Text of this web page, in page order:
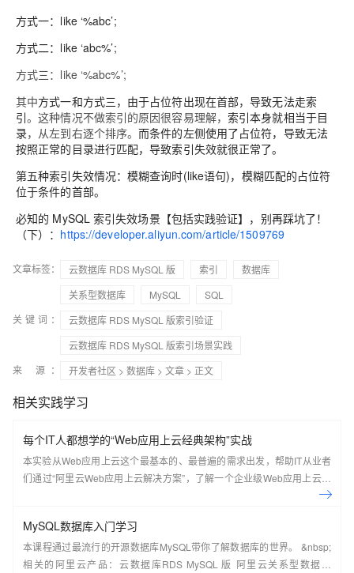
方式一：like ‘%abc’;
方式二：like ‘abc%’;
方式三：like ‘%abc%’;
其中方式一和方式三，由于占位符出现在首部，导致无法走索
引。这种情况不做索引的原因很容易理解， 索引本身就相当于目
录，从左到右逐个排序。而条件的左侧使用了占位符，导致无法
按照正常的目录进行匹配，导致索引失效就很正常了。
第五种索引失效情况：模糊查询时(like语句)，模糊匹配的占位符
位于条件的首部。
必知的 MySQL 索引失效场景【包括实践验证】，别再踩坑了！
（下）： https://developer.aliyun.com/article/1509769
文章标签： 云数据库 RDS MySQL 版 索引
数据库
关系型数据库
MySQL
SQL
关键词：
云数据库 RDS MySQL 版索引验证
云数据库 RDS MySQL 版索引场景实践
来 源：
开发者社区 > 数据库 > 文章 > 正文
相关实践学习
每个IT人都想学的“Web应用上云经典架构”实战
本实验从Web应用上云这个最基本的、最普遍的需求出发，帮助IT从业者
们通过“阿里云Web应用上云解决方案”，了解一个企业级Web应用上云的
MySQL数据库入门学习
本课程通过最流行的开源数据库MySQL带你了解数据库的世界。 &nbsp;
相关的阿里云产品：云数据库RDS MySQL 版 阿里云关系型数据库